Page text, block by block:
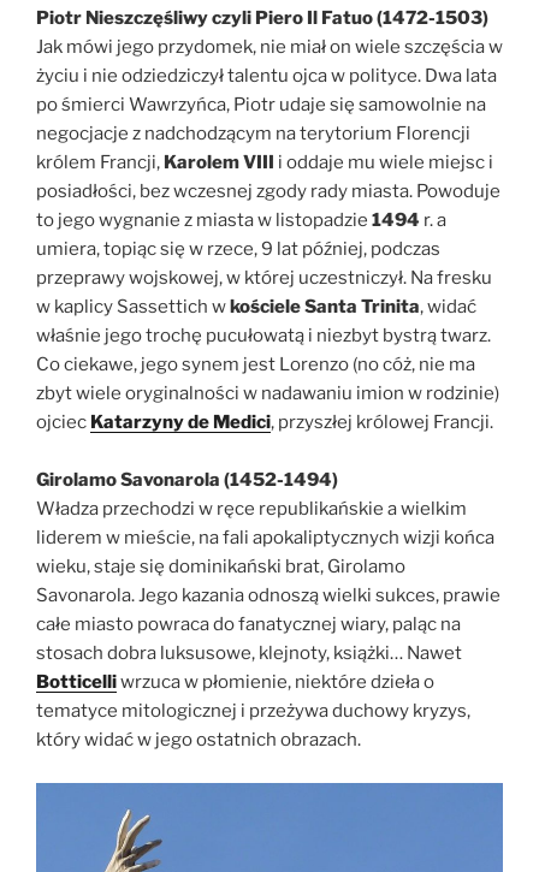
Piotr Nieszczęśliwy czyli Piero Il Fatuo (1472-1503)
Jak mówi jego przydomek, nie miał on wiele szczęścia w
życiu i nie odziedziczył talentu ojca w polityce. Dwa lata
po śmierci Wawrzyńca, Piotr udaje się samowolnie na
negocjacje z nadchodzącym na terytorium Florencji
królem Francji, Karolem VIII i oddaje mu wiele miejsc i
posiadłości, bez wczesnej zgody rady miasta. Powoduje
to jego wygnanie z miasta w listopadzie 1494 r. a
umiera, topiąc się w rzece, 9 lat później, podczas
przeprawy wojskowej, w której uczestniczył. Na fresku
w kaplicy Sassettich wkościele Santa Trinita, widać
właśnie jego trochę pucułowatą i niezbyt bystrą twarz.
Co ciekawe, jego synem jest Lorenzo (no cóż, nie ma
zbyt wiele oryginalności w nadawaniu imion w rodzinie)
ojciec Katarzyny de Medici, przyszłej królowej Francji.
Girolamo Savonarola (1452-1494)
Władza przechodzi w ręce republikańskie a wielkim
liderem w mieście, na fali apokaliptycznych wizji końca
wieku, staje się dominikański brat, Girolamo
Savonarola. Jego kazania odnoszą wielki sukces, prawie
całe miasto powraca do fanatycznej wiary, paląc na
stosach dobra luksusowe, klejnoty, książki… Nawet
Botticelliwrzuca w płomienie, niektóre dzieła o
tematyce mitologicznej i przeżywa duchowy kryzys,
który widać w jego ostatnich obrazach.